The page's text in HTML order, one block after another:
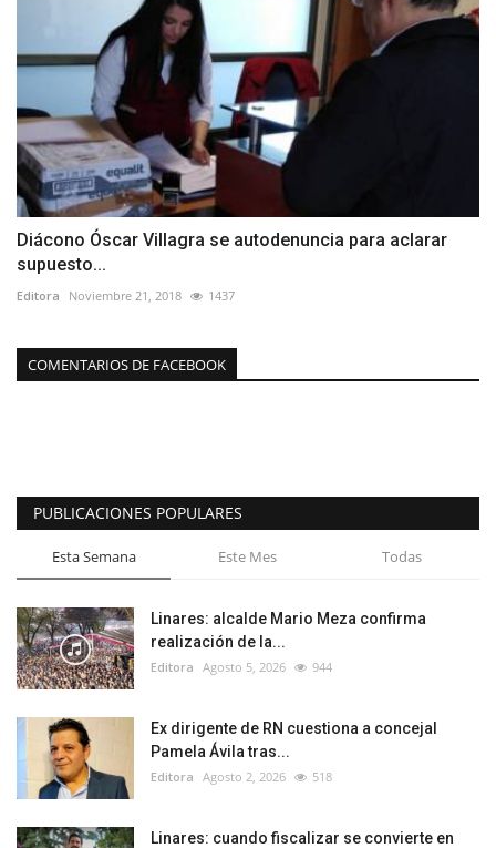
Diácono Óscar Villagra se autodenuncia para aclarar
supuesto...
Editora Noviembre 21, 2018 1437
COMENTARIOS DE FACEBOOK
PUBLICACIONES POPULARES
Esta Semana Este Mes Todas
Linares: alcalde Mario Meza confirma
realización de la...
Editora Agosto 5, 2026 944
Ex dirigente de RN cuestiona a concejal
Pamela Ávila tras...
Editora Agosto 2, 2026 518
Linares: cuando fiscalizar se convierte en